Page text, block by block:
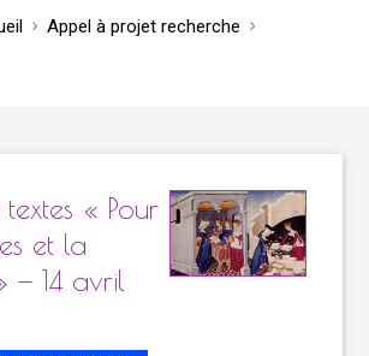
Appel à projet recherche
« Pour
et la
— 14 avril